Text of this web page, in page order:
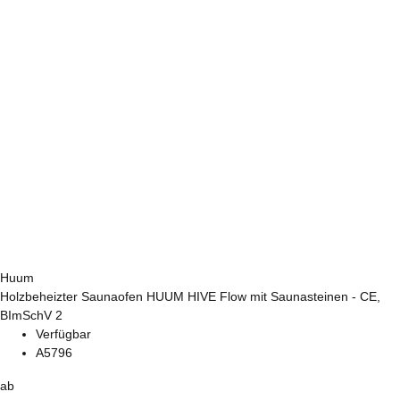
Huum
Holzbeheizter Saunaofen HUUM HIVE Flow mit Saunasteinen - CE,
BImSchV 2
Verfügbar
A5796
ab